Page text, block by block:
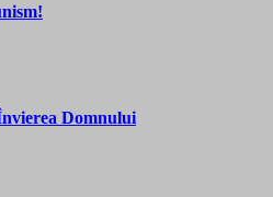
Domnului